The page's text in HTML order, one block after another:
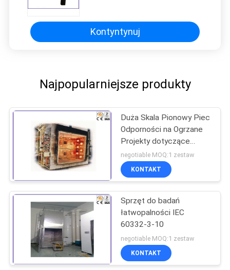
Kontyntynuj
Najpopularniejsze produkty
Duża Skala Pionowy Piec
Odporności na Ogrzane
Projekty dotyczące
Produktów Budowlanych
negotiable MOQ:1 zestaw
KONTAKT
Sprzęt do badań
łatwopalności IEC
60332-3-10
negotiable MOQ:1 zestaw
KONTAKT